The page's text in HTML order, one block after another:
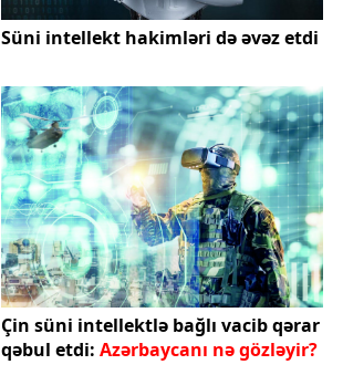
Süni intellekt hakimləri də əvəz etdi
Çin süni intellektlə bağlı vacib qərar
qəbul etdi: Azərbaycanı nə gözləyir?